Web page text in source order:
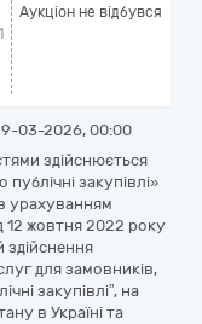
Аукціон не відбувся
03-2026, 00:00
здійснюється
закупівлі»
з урахуванням
12 жовтня 2022 року
для замовників,
закупівлі”, на
в Україні та